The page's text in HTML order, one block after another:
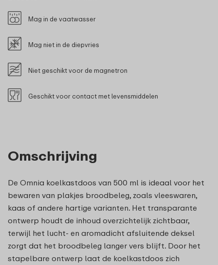
Omschrijving
De Omnia koelkastdoos van 500 ml is ideaal voor het
bewaren van plakjes broodbeleg, zoals vleeswaren,
kaas of andere hartige varianten. Het transparante
ontwerp houdt de inhoud overzichtelijk zichtbaar,
terwijl het lucht- en aromadicht afsluitende deksel
zorgt dat het broodbeleg langer vers blijft. Door het
stapelbare ontwerp laat de koelkastdoos zich
Mag in de vaatwasser
Mag niet in de diepvries
Niet geschikt voor de magnetron
Geschikt voor contact met levensmiddelen